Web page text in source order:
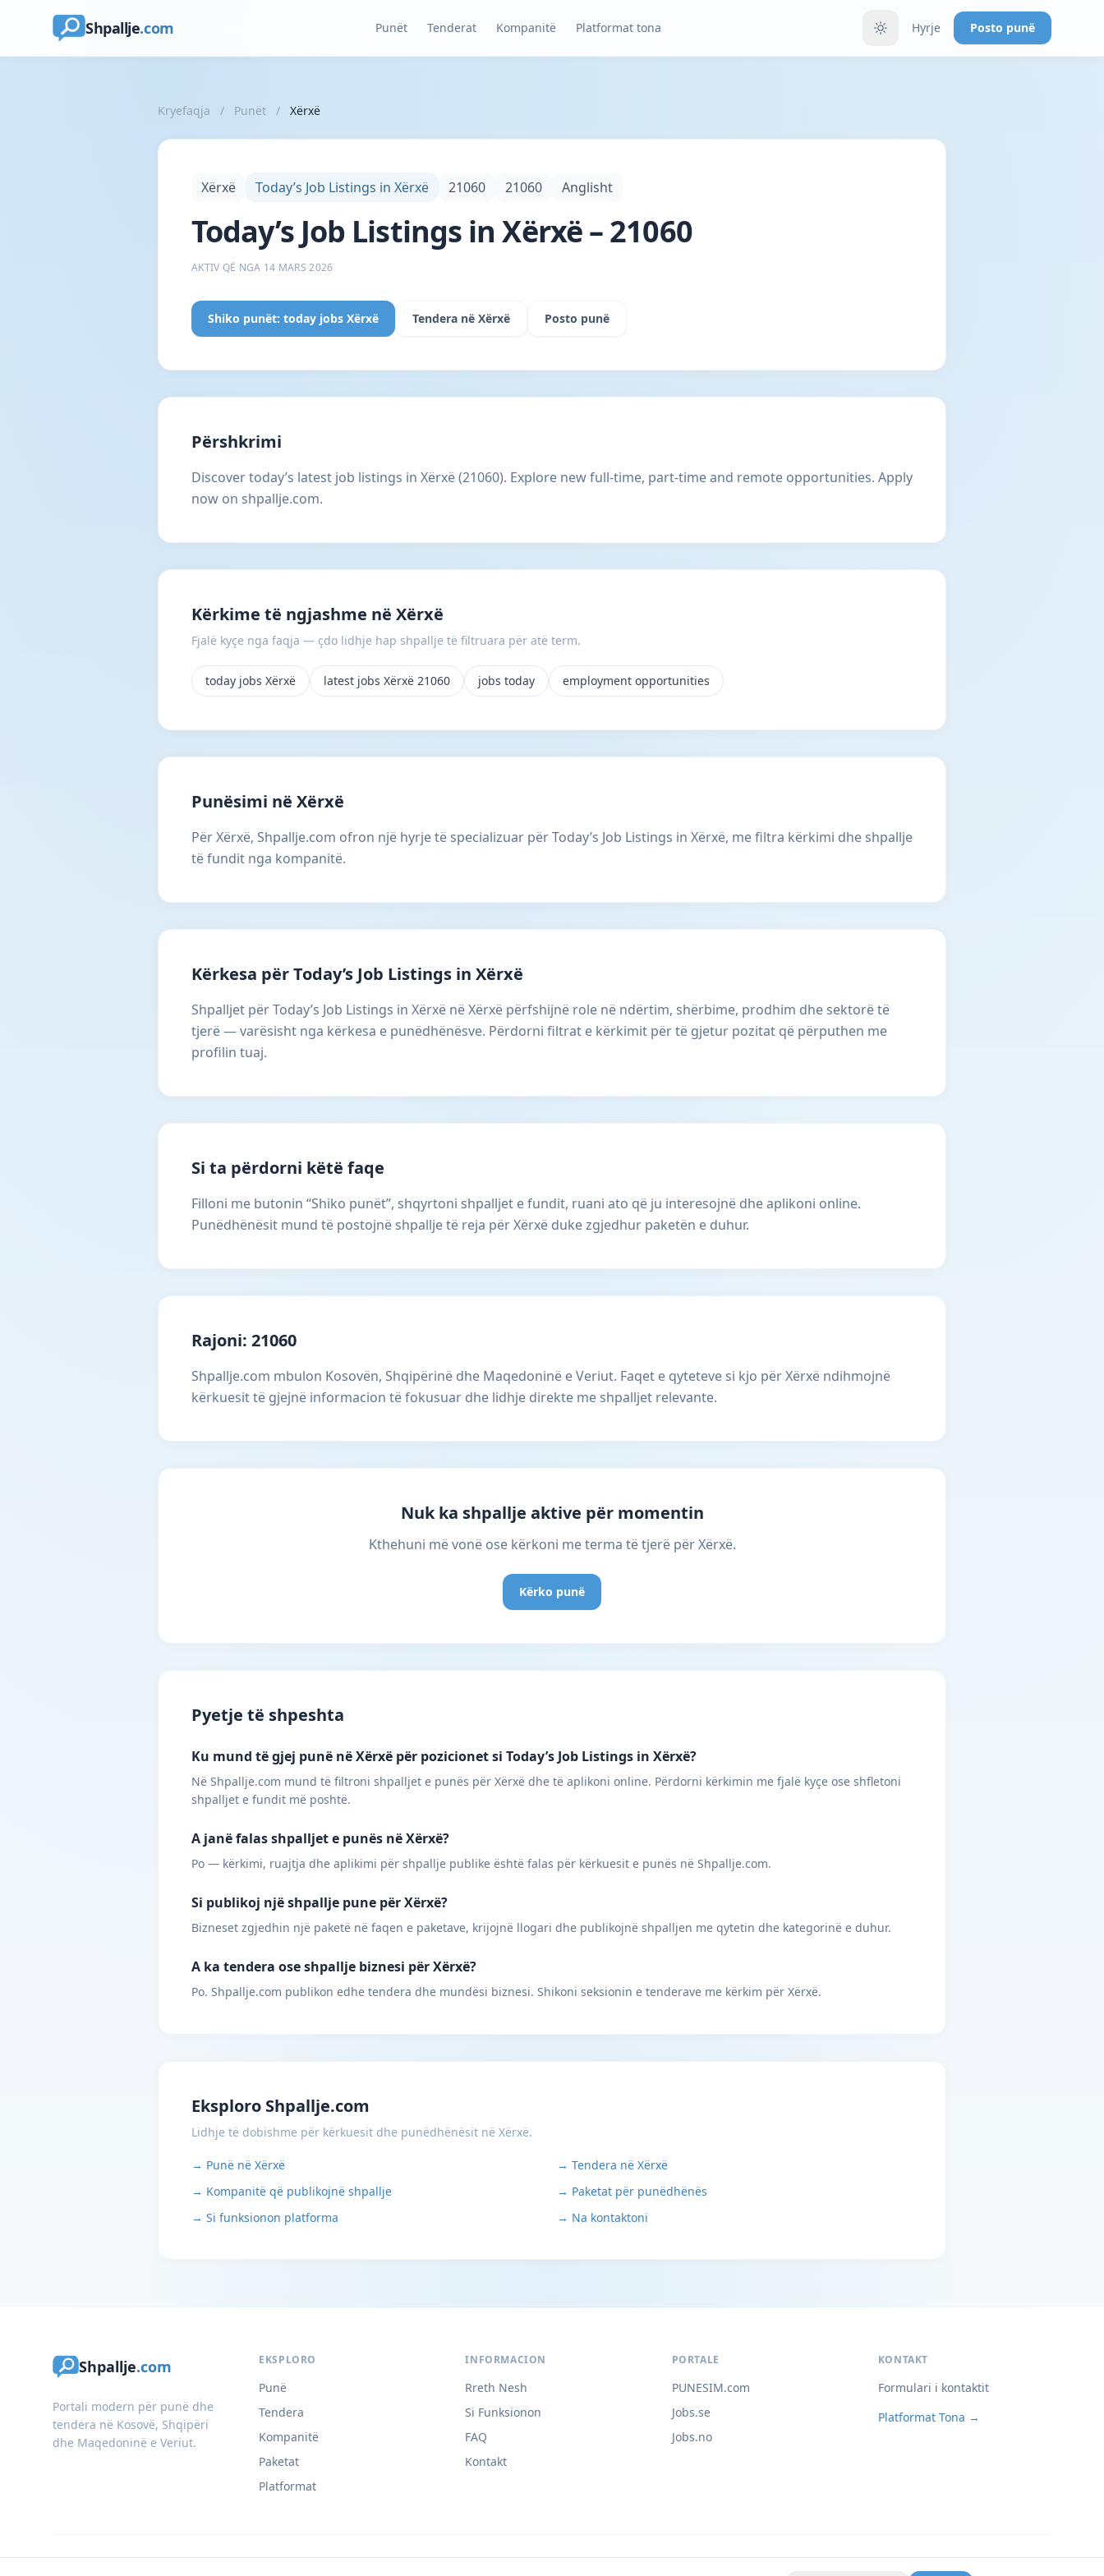
Shpallje.com Punët Tenderat Kompanitë Platformat tona Hyrje Posto punë
Kryefaqja / Punët / Xërxë
Xërxë Today’s Job Listings in Xërxë 21060 21060 Anglisht
Today’s Job Listings in Xërxë – 21060
AKTIV QË NGA 14 MARS 2026
Shiko punët: today jobs Xërxë Tendera në Xërxë Posto punë
Përshkrimi
Discover today’s latest job listings in Xërxë (21060). Explore new full-time, part-time and remote opportunities. Apply
now on shpallje.com.
Kërkime të ngjashme në Xërxë
Fjalë kyçe nga faqja — çdo lidhje hap shpallje të filtruara për atë term.
today jobs Xërxë latest jobs Xërxë 21060 jobs today employment opportunities
Punësimi në Xërxë
Për Xërxë, Shpallje.com ofron një hyrje të specializuar për Today’s Job Listings in Xërxë, me filtra kërkimi dhe shpallje
të fundit nga kompanitë.
Kërkesa për Today’s Job Listings in Xërxë
Shpalljet për Today’s Job Listings in Xërxë në Xërxë përfshijnë role në ndërtim, shërbime, prodhim dhe sektorë të
tjerë — varësisht nga kërkesa e punëdhënësve. Përdorni filtrat e kërkimit për të gjetur pozitat që përputhen me
profilin tuaj.
Si ta përdorni këtë faqe
Filloni me butonin “Shiko punët”, shqyrtoni shpalljet e fundit, ruani ato që ju interesojnë dhe aplikoni online.
Punëdhënësit mund të postojnë shpallje të reja për Xërxë duke zgjedhur paketën e duhur.
Rajoni: 21060
Shpallje.com mbulon Kosovën, Shqipërinë dhe Maqedoninë e Veriut. Faqet e qyteteve si kjo për Xërxë ndihmojnë
kërkuesit të gjejnë informacion të fokusuar dhe lidhje direkte me shpalljet relevante.
Nuk ka shpallje aktive për momentin
Kthehuni më vonë ose kërkoni me terma të tjerë për Xërxë.
Kërko punë
Pyetje të shpeshta
Ku mund të gjej punë në Xërxë për pozicionet si Today’s Job Listings in Xërxë?
Në Shpallje.com mund të filtroni shpalljet e punës për Xërxë dhe të aplikoni online. Përdorni kërkimin me fjalë kyçe ose shfletoni
shpalljet e fundit më poshtë.
A janë falas shpalljet e punës në Xërxë?
Po — kërkimi, ruajtja dhe aplikimi për shpallje publike është falas për kërkuesit e punës në Shpallje.com.
Si publikoj një shpallje pune për Xërxë?
Bizneset zgjedhin një paketë në faqen e paketave, krijojnë llogari dhe publikojnë shpalljen me qytetin dhe kategorinë e duhur.
A ka tendera ose shpallje biznesi për Xërxë?
Po. Shpallje.com publikon edhe tendera dhe mundësi biznesi. Shikoni seksionin e tenderave me kërkim për Xërxë.
Eksploro Shpallje.com
Lidhje të dobishme për kërkuesit dhe punëdhënësit në Xërxë.
→ Punë në Xërxë
→ Tendera në Xërxë
→ Kompanitë që publikojnë shpallje
→ Paketat për punëdhënës
→ Si funksionon platforma
→ Na kontaktoni
Shpallje.com
Portali modern për punë dhe
tendera në Kosovë, Shqipëri
dhe Maqedoninë e Veriut.
EKSPLORO
Punë
Tendera
Kompanitë
Paketat
Platformat
INFORMACION
Rreth Nesh
Si Funksionon
FAQ
Kontakt
PORTALE
PUNESIM.com
Jobs.se
Jobs.no
KONTAKT
Formulari i kontaktit
Platformat Tona →